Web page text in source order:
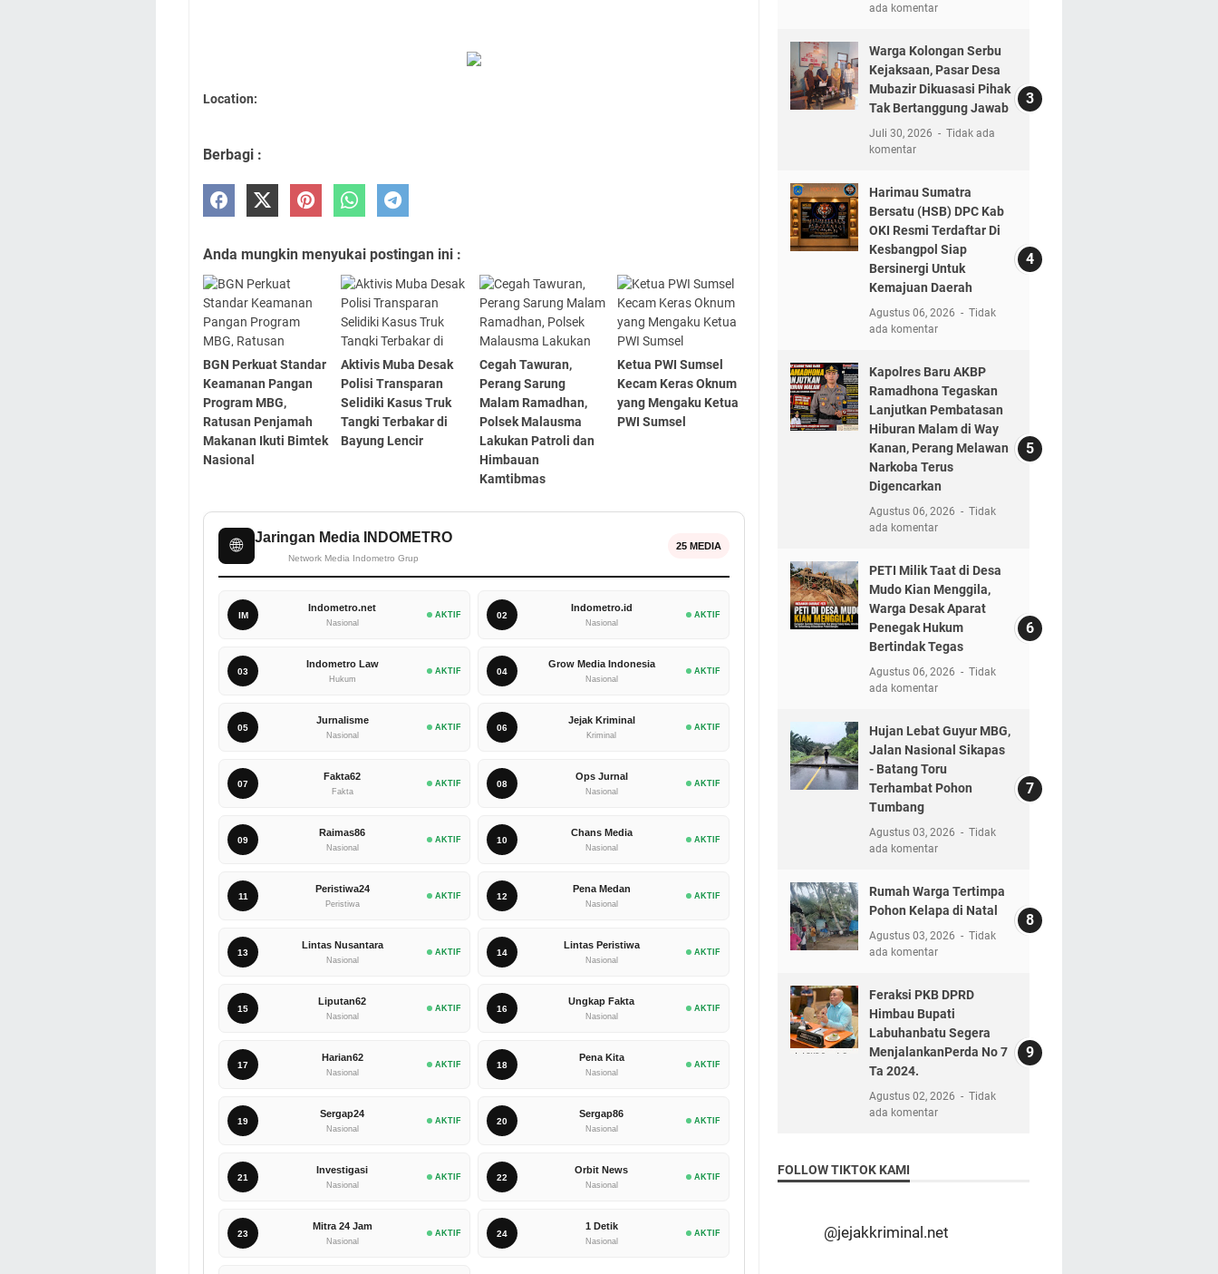
Location:
Berbagi :
Anda mungkin menyukai postingan ini :
BGN Perkuat Standar
Keamanan Pangan
Program MBG,
Ratusan Penjamah
Makanan Ikuti Bimtek
Nasional
Aktivis Muba Desak
Polisi Transparan
Selidiki Kasus Truk
Tangki Terbakar di
Bayung Lencir
Cegah Tawuran,
Perang Sarung
Malam Ramadhan,
Polsek Malausma
Lakukan Patroli dan
Himbauan
Kamtibmas ‎
Ketua PWI Sumsel
Kecam Keras Oknum
yang Mengaku Ketua
PWI Sumsel
🌐 Jaringan Media INDOMETRO
Network Media Indometro Grup
25 MEDIA
IM
Indometro.net
Nasional
AKTIF 02
Indometro.id
Nasional
AKTIF
03
Indometro Law
Hukum
AKTIF 04
Grow Media Indonesia
Nasional
AKTIF
05
Jurnalisme
Nasional
AKTIF 06
Jejak Kriminal
Kriminal
AKTIF
07
Fakta62
Fakta
AKTIF 08
Ops Jurnal
Nasional
AKTIF
09
Raimas86
Nasional
AKTIF 10
Chans Media
Nasional
AKTIF
11
Peristiwa24
Peristiwa
AKTIF 12
Pena Medan
Nasional
AKTIF
13
Lintas Nusantara
Nasional
AKTIF 14
Lintas Peristiwa
Nasional
AKTIF
15
Liputan62
Nasional
AKTIF 16
Ungkap Fakta
Nasional
AKTIF
17
Harian62
Nasional
AKTIF 18
Pena Kita
Nasional
AKTIF
19
Sergap24
Nasional
AKTIF 20
Sergap86
Nasional
AKTIF
21
Investigasi
Nasional
AKTIF 22
Orbit News
Nasional
AKTIF
23
Mitra 24 Jam
Nasional
AKTIF 24
1 Detik
Nasional
AKTIF
ada komentar
Warga Kolongan Serbu
Kejaksaan, Pasar Desa
Mubazir Dikuasasi Pihak
Tak Bertanggung Jawab
Juli 30, 2026
Tidak ada
komentar
Harimau Sumatra
Bersatu (HSB) DPC Kab
OKI Resmi Terdaftar Di
Kesbangpol Siap
Bersinergi Untuk
Kemajuan Daerah
Agustus 06, 2026
Tidak
ada komentar
Kapolres Baru AKBP
Ramadhona Tegaskan
Lanjutkan Pembatasan
Hiburan Malam di Way
Kanan, Perang Melawan
Narkoba Terus
Digencarkan
Agustus 06, 2026
Tidak
ada komentar
PETI Milik Taat di Desa
Mudo Kian Menggila,
Warga Desak Aparat
Penegak Hukum
Bertindak Tegas
Agustus 06, 2026
Tidak
ada komentar
Hujan Lebat Guyur MBG,
Jalan Nasional Sikapas
- Batang Toru
Terhambat Pohon
Tumbang
Agustus 03, 2026
Tidak
ada komentar
Rumah Warga Tertimpa
Pohon Kelapa di Natal
Agustus 03, 2026
Tidak
ada komentar
Feraksi PKB DPRD
Himbau Bupati
Labuhanbatu Segera
MenjalankanPerda No 7
Ta 2024.
Agustus 02, 2026
Tidak
ada komentar
FOLLOW TIKTOK KAMI
@jejakkriminal.net